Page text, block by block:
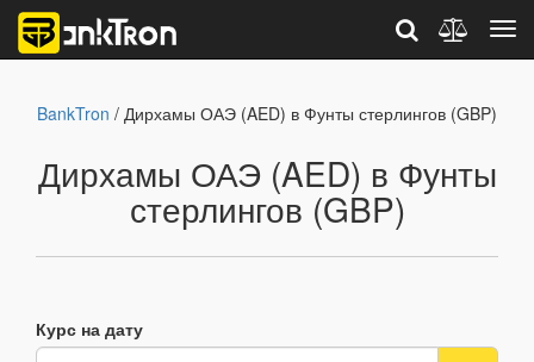
BankTron / Дирхамы ОАЭ (AED) в Фунты стерлингов (GBP)
Дирхамы ОАЭ (AED) в Фунты
стерлингов (GBP)
Курс на дату